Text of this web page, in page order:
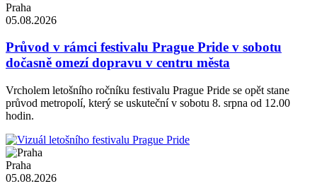
Praha
05.08.2026
Průvod v rámci festivalu Prague Pride v sobotu
dočasně omezí dopravu v centru města
Vrcholem letošního ročníku festivalu Prague Pride se opět stane
průvod metropolí, který se uskuteční v sobotu 8. srpna od 12.00
hodin.
Praha
05.08.2026